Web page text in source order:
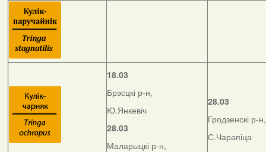
18.03
Брэсцкі р-н,
Ю.Янкевіч
28.03
Маларыцкі р-н,
28.03
Гродзенскі р-н,
С.Чарапіца